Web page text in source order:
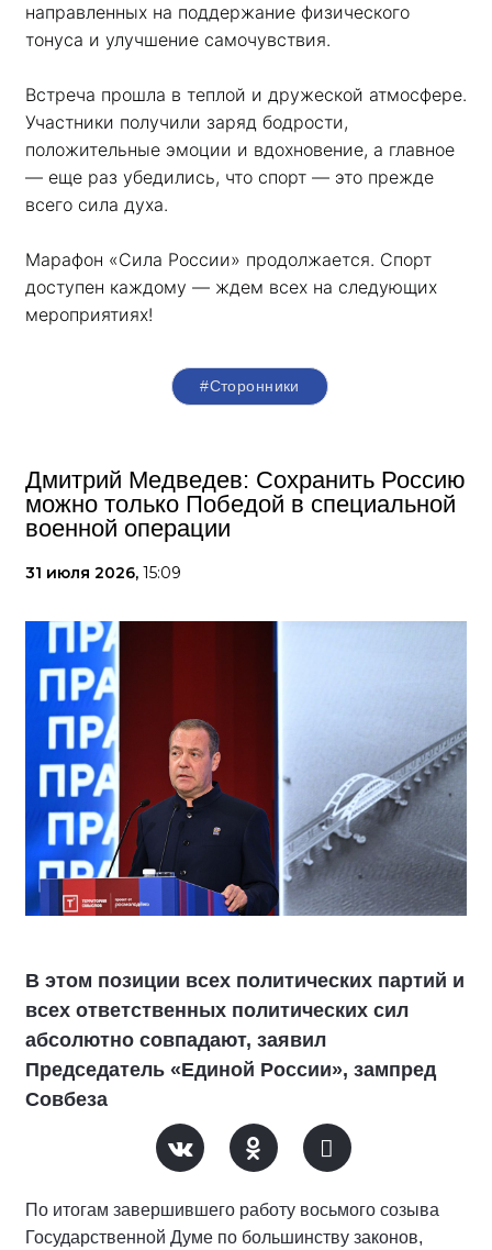
направленных на поддержание физического
тонуса и улучшение самочувствия.
Встреча прошла в теплой и дружеской атмосфере.
Участники получили заряд бодрости,
положительные эмоции и вдохновение, а главное
— еще раз убедились, что спорт — это прежде
всего сила духа.
Марафон «Сила России» продолжается. Спорт
доступен каждому — ждем всех на следующих
мероприятиях!
#Сторонники
Дмитрий Медведев: Сохранить Россию
можно только Победой в специальной
военной операции
31 июля 2026, 15:09
В этом позиции всех политических партий и
всех ответственных политических сил
абсолютно совпадают, заявил
Председатель «Единой России», зампред
Совбеза
По итогам завершившего работу восьмого созыва
Государственной Думе по большинству законов,